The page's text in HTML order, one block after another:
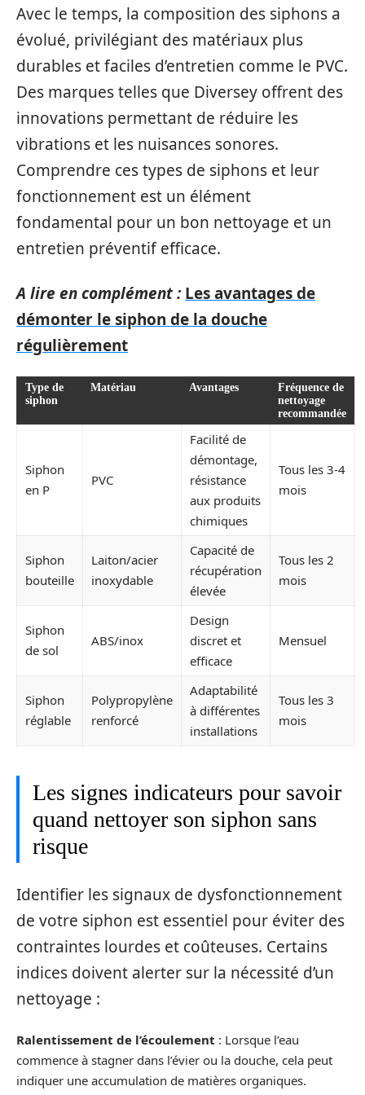
Avec le temps, la composition des siphons a
évolué, privilégiant des matériaux plus
durables et faciles d’entretien comme le PVC.
Des marques telles que Diversey offrent des
innovations permettant de réduire les
vibrations et les nuisances sonores.
Comprendre ces types de siphons et leur
fonctionnement est un élément
fondamental pour un bon nettoyage et un
entretien préventif efficace.
A lire en complément : Les avantages de
démonter le siphon de la douche
régulièrement
Type de
siphon
Matériau Avantages
Fréquence de
nettoyage
recommandée
Siphon
en P
PVC
Facilité de
démontage,
résistance
aux produits
chimiques
Tous les 3-4
mois
Siphon
bouteille
Laiton/acier
inoxydable
Capacité de
récupération
élevée
Tous les 2
mois
Siphon
de sol
ABS/inox
Design
discret et
efficace
Mensuel
Siphon
réglable
Polypropylène
renforcé
Adaptabilité
à différentes
installations
Tous les 3
mois
Les signes indicateurs pour savoir
quand nettoyer son siphon sans
risque
Identifier les signaux de dysfonctionnement
de votre siphon est essentiel pour éviter des
contraintes lourdes et coûteuses. Certains
indices doivent alerter sur la nécessité d’un
nettoyage :
Ralentissement de l’écoulement : Lorsque l’eau
commence à stagner dans l’évier ou la douche, cela peut
indiquer une accumulation de matières organiques.